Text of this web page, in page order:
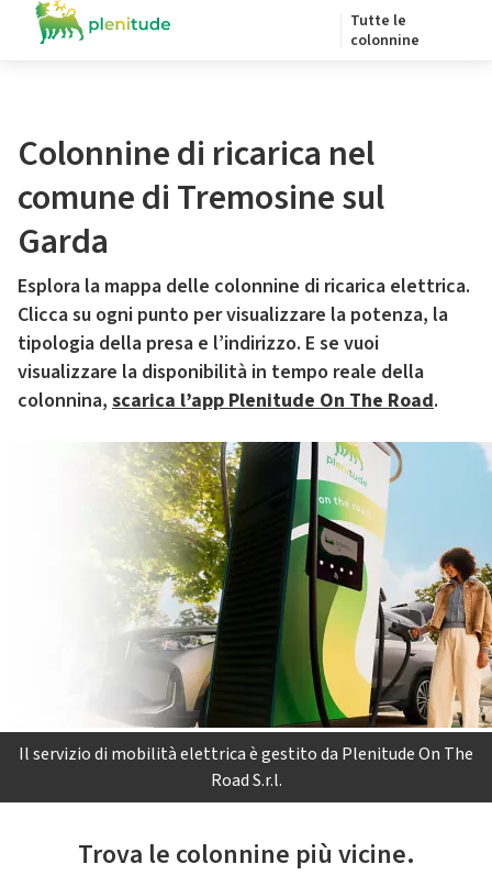
Tutte le
colonnine
Colonnine di ricarica nel
comune di Tremosine sul
Garda
Esplora la mappa delle colonnine di ricarica elettrica.
Clicca su ogni punto per visualizzare la potenza, la
tipologia della presa e l’indirizzo. E se vuoi
visualizzare la disponibilità in tempo reale della
colonnina, scarica l’app Plenitude On The Road.
Il servizio di mobilità elettrica è gestito da Plenitude On The
Road S.r.l.
Trova le colonnine più vicine.